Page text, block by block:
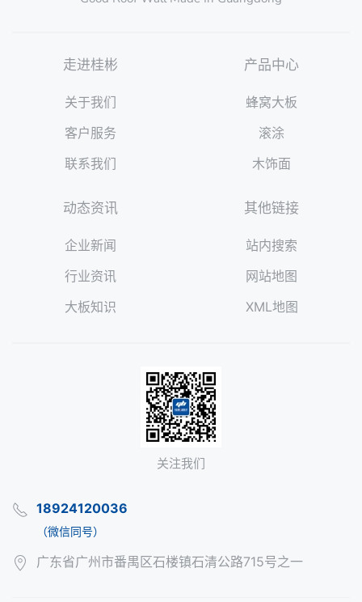
走进桂彬
关于我们
客户服务
联系我们
产品中心
蜂窝大板
滚涂
木饰面
动态资讯
企业新闻
行业资讯
大板知识
其他链接
站内搜索
网站地图
XML地图
关注我们
18924120036
（微信同号）
广东省广州市番禺区石楼镇石清公路715号之一